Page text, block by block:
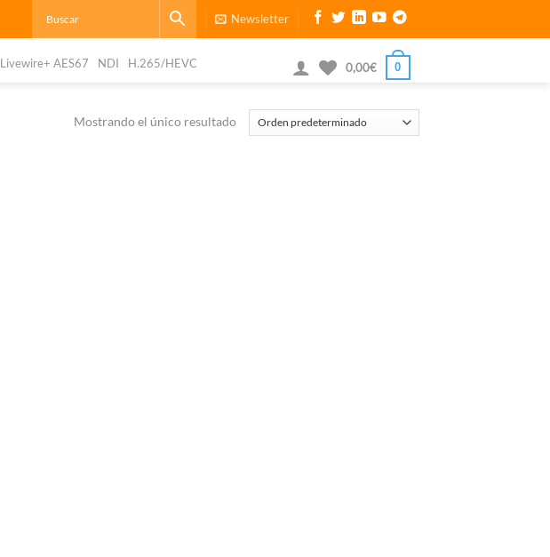
Newsletter
Livewire+ AES67 NDI H.265/HEVC 0,00€ 0
Mostrando el único resultado